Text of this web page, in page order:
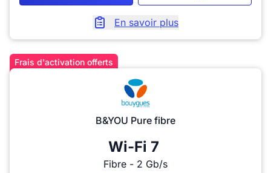
En savoir plus
Frais d'activation offerts
B&YOU Pure fibre
Wi-Fi 7
Fibre - 2 Gb/s